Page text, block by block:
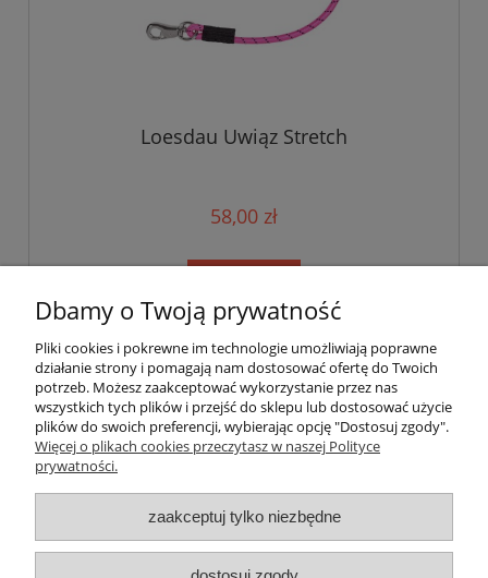
Loesdau Uwiąz Stretch
58,00 zł
« 1 2 »
Pomoc
Moje konto
Płatności i dostawa
Dbamy o Twoją prywatność
Pliki cookies i pokrewne im technologie umożliwiają poprawne
działanie strony i pomagają nam dostosować ofertę do Twoich
potrzeb. Możesz zaakceptować wykorzystanie przez nas
wszystkich tych plików i przejść do sklepu lub dostosować użycie
plików do swoich preferencji, wybierając opcję "Dostosuj zgody".
Więcej o plikach cookies przeczytasz w naszej Polityce
prywatności.
zaakceptuj tylko niezbędne